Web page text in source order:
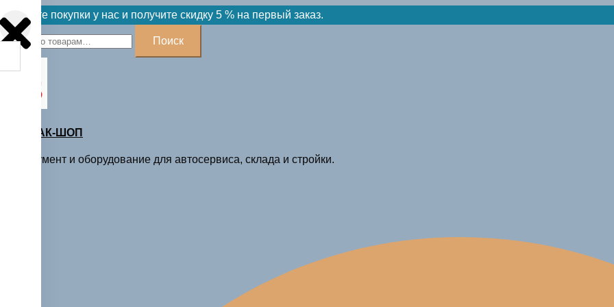
to
content
Делайте покупки у нас и получите скидку 5 % на первый заказ.
Искать:
Поиск
МАСТАК-ШОП
Инструмент и оборудование для автосервиса, склада и стройки.